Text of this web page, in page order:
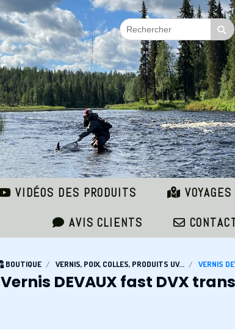
VIDÉOS DES PRODUITS
AVIS CLIENTS
BOUTIQUE VERNIS, POIX, COLLES, PRODUITS UV... VERNIS
Vernis DEVAUX fast DVX